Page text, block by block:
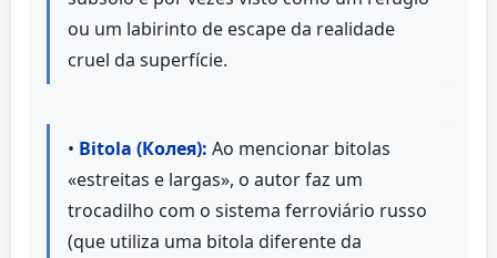
ou um labirinto de escape da realidade
cruel da superfície.
• Bitola (Колея): Ao mencionar bitolas
«estreitas e largas», o autor faz um
trocadilho com o sistema ferroviário russo
(que utiliza uma bitola diferente da